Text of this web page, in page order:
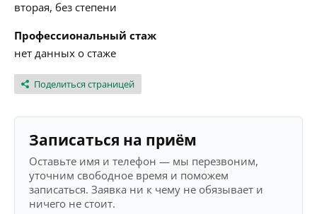
вторая, без степени
Профессиональный стаж
нет данных о стаже
Поделиться страницей
Записаться на приём
Оставьте имя и телефон — мы перезвоним,
уточним свободное время и поможем
записаться. Заявка ни к чему не обязывает и
ничего не стоит.